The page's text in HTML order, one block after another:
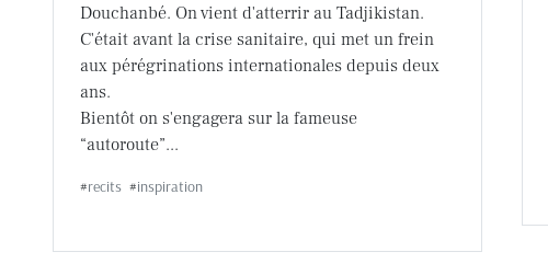
Douchanbé. On vient d'atterrir au Tadjikistan.
C'était avant la crise sanitaire, qui met un frein
aux pérégrinations internationales depuis deux
ans.
Bientôt on s'engagera sur la fameuse
“autoroute”...
#recits #inspiration